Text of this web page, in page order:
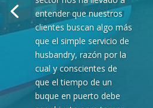
entender que nuestros
clientes buscan algo más
que el simple servicio de
husbandry, razón por la
cual y conscientes de
que el tiempo de un
buque en puerto debe
como